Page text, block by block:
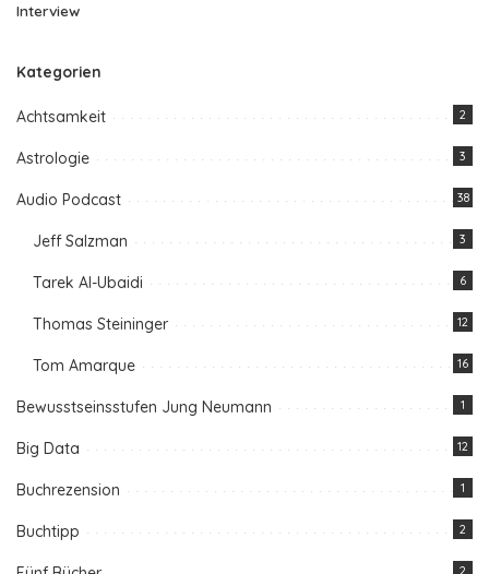
Interview
Kategorien
Achtsamkeit 2
Astrologie 3
Audio Podcast 38
Jeff Salzman 3
Tarek Al-Ubaidi 6
Thomas Steininger 12
Tom Amarque 16
Bewusstseinsstufen Jung Neumann 1
Big Data 12
Buchrezension 1
Buchtipp 2
2